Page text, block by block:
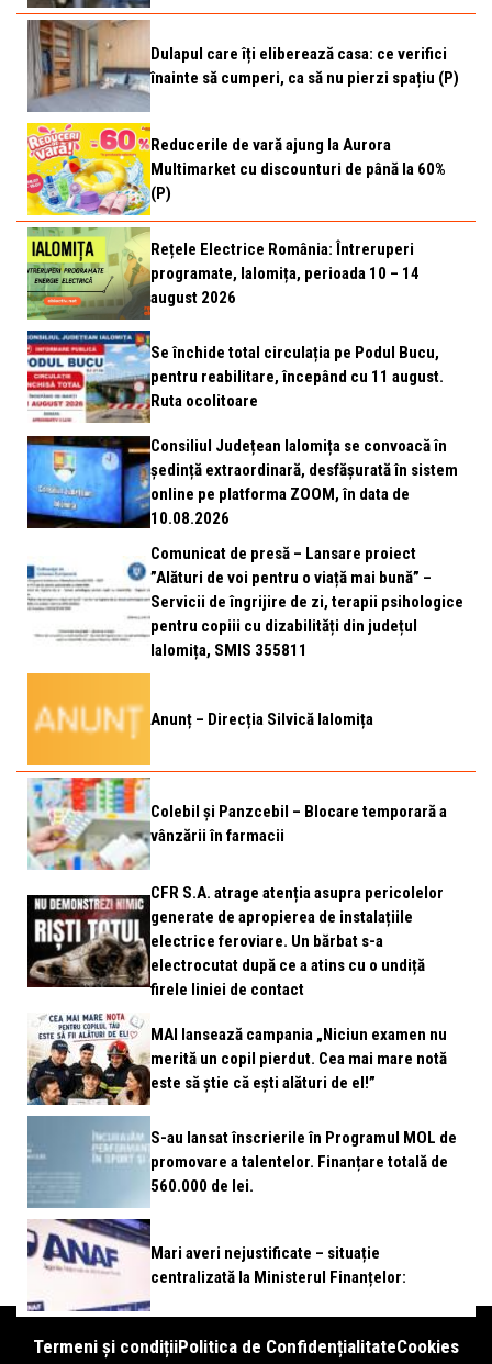
Dulapul care îți eliberează casa: ce verifici
înainte să cumperi, ca să nu pierzi spațiu (P)
Reducerile de vară ajung la Aurora
Multimarket cu discounturi de până la 60%
(P)
Rețele Electrice România: Întreruperi
programate, Ialomița, perioada 10 – 14
august 2026
Se închide total circulația pe Podul Bucu,
pentru reabilitare, începând cu 11 august.
Ruta ocolitoare
Consiliul Județean Ialomița se convoacă în
ședință extraordinară, desfășurată în sistem
online pe platforma ZOOM, în data de
10.08.2026
Comunicat de presă – Lansare proiect
”Alături de voi pentru o viață mai bună” –
Servicii de îngrijire de zi, terapii psihologice
pentru copiii cu dizabilități din județul
Ialomița, SMIS 355811
Anunț – Direcția Silvică Ialomița
Colebil și Panzcebil – Blocare temporară a
vânzării în farmacii
CFR S.A. atrage atenția asupra pericolelor
generate de apropierea de instalațiile
electrice feroviare. Un bărbat s-a
electrocutat după ce a atins cu o undiță
firele liniei de contact
MAI lansează campania „Niciun examen nu
merită un copil pierdut. Cea mai mare notă
este să știe că ești alături de el!”
S-au lansat înscrierile în Programul MOL de
promovare a talentelor. Finanțare totală de
560.000 de lei.
Mari averi nejustificate – situație
centralizată la Ministerul Finanțelor:
Termeni și condițiiPolitica de ConfidențialitateCookies